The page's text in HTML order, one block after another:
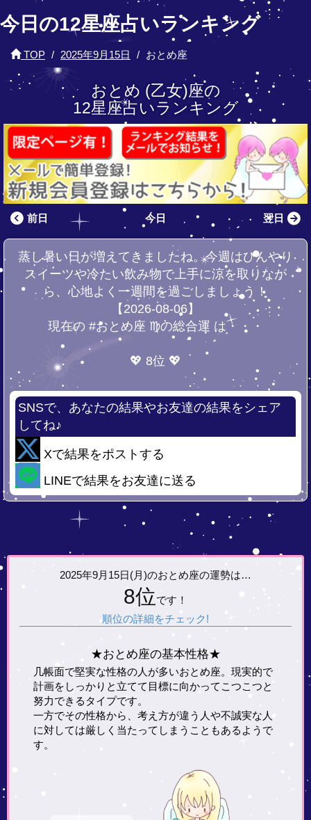
今日の12星座占いランキング
TOP 2025年9月15日 おとめ座
おとめ (乙女)座の
12星座占いランキング
前日 今日 翌日
蒸し暑い日が増えてきましたね。今週はひんやり
スイーツや冷たい飲み物で上手に涼を取りなが
ら、心地よく一週間を過ごしましょう！
【2026-08-06】
現在の #おとめ座 ♍の総合運 は・・・
💖 8位 💖
SNSで、あなたの結果やお友達の結果をシェア
してね♪
Xで結果をポストする
LINEで結果をお友達に送る
2025年9月15日(月)のおとめ座の運勢は…
8位です！
順位の詳細をチェック!
★おとめ座の基本性格★
几帳面で堅実な性格の人が多いおとめ座。現実的で
計画をしっかりと立てて目標に向かってこつこつと
努力できるタイプです。
一方でその性格から、考え方が違う人や不誠実な人
に対しては厳しく当たってしまうこともあるようで
す。